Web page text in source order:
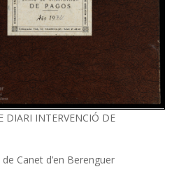
DIARI INTERVENCIÓ DE
Canet d’en Berenguer